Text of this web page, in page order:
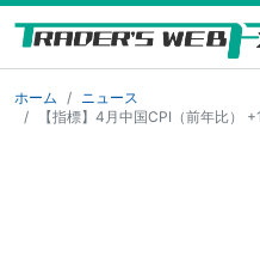
ホーム
ニュース
【指標】4月中国CPI（前年比）